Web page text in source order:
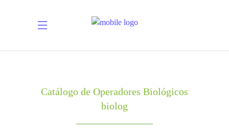
Catálogo de Operadores Biológicos
biolog